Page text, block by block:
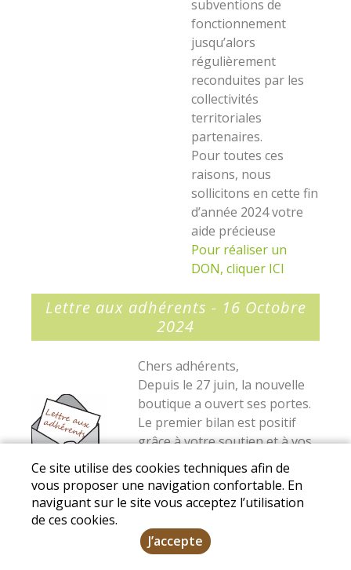
subventions de
fonctionnement
jusqu’alors
régulièrement
reconduites par les
collectivités
territoriales
partenaires.
Pour toutes ces
raisons, nous
sollicitons en cette fin
d’année 2024 votre
aide précieuse
Pour réaliser un
DON, cliquer ICI
Lettre aux adhérents - 16 Octobre
2024
Chers adhérents,
Depuis le 27 juin, la nouvelle
boutique a ouvert ses portes.
Le premier bilan est positif
grâce à votre soutien et à vos
retours d’expérience. Bien
entendu, l’aventure ne fait que
commencer et des
nécessaires. La nouvelle
boutique bouscule nos
Ce site utilise des cookies techniques afin de
vous proposer une navigation confortable. En
naviguant sur le site vous acceptez l’utilisation
de ces cookies.
J’accepte